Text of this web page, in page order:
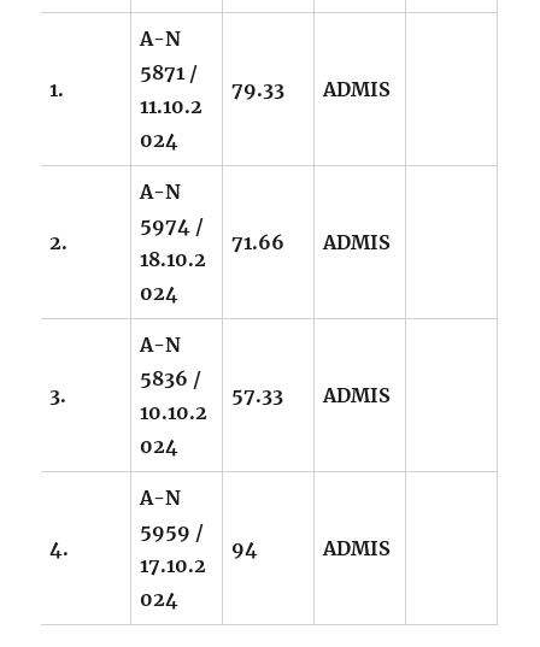
1.
A-N
5871 /
11.10.2
024
79.33 ADMIS
2.
A-N
5974 /
18.10.2
024
71.66 ADMIS
3.
A-N
5836 /
10.10.2
024
57.33 ADMIS
4.
A-N
5959 /
17.10.2
024
94 ADMIS